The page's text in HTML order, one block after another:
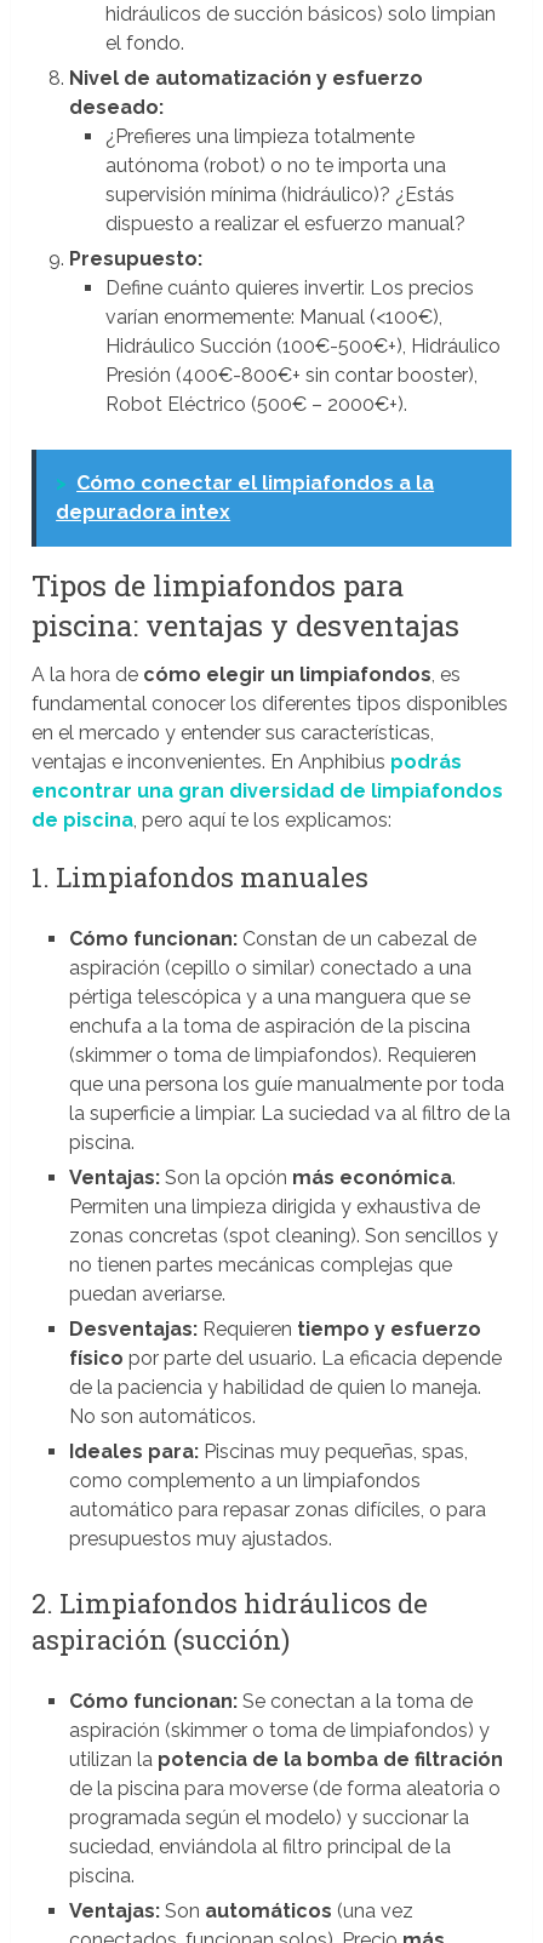
hidráulicos de succión básicos) solo limpian
el fondo.
Nivel de automatización y esfuerzo
deseado:
¿Prefieres una limpieza totalmente
autónoma (robot) o no te importa una
supervisión mínima (hidráulico)? ¿Estás
dispuesto a realizar el esfuerzo manual?
Presupuesto:
Define cuánto quieres invertir. Los precios
varían enormemente: Manual (<100€),
Hidráulico Succión (100€-500€+), Hidráulico
Presión (400€-800€+ sin contar booster),
Robot Eléctrico (500€ – 2000€+).
> Cómo conectar el limpiafondos a la
depuradora intex
Tipos de limpiafondos para
piscina: ventajas y desventajas
A la hora de cómo elegir un limpiafondos, es
fundamental conocer los diferentes tipos disponibles
en el mercado y entender sus características,
ventajas e inconvenientes. En Anphibius podrás
encontrar una gran diversidad de limpiafondos
de piscina, pero aquí te los explicamos:
1. Limpiafondos manuales
Cómo funcionan:Constan de un cabezal de
aspiración (cepillo o similar) conectado a una
pértiga telescópica y a una manguera que se
enchufa a la toma de aspiración de la piscina
(skimmer o toma de limpiafondos). Requieren
que una persona los guíe manualmente por toda
la superficie a limpiar. La suciedad va al filtro de la
piscina.
Ventajas:Son la opción más económica.
Permiten una limpieza dirigida y exhaustiva de
zonas concretas (spot cleaning). Son sencillos y
no tienen partes mecánicas complejas que
puedan averiarse.
Desventajas:Requieren tiempo y esfuerzo
físico por parte del usuario. La eficacia depende
de la paciencia y habilidad de quien lo maneja.
No son automáticos.
Ideales para:Piscinas muy pequeñas, spas,
como complemento a un limpiafondos
automático para repasar zonas difíciles, o para
presupuestos muy ajustados.
2. Limpiafondos hidráulicos de
aspiración (succión)
Cómo funcionan:Se conectan a la toma de
aspiración (skimmer o toma de limpiafondos) y
utilizan la potencia de la bomba de filtración
de la piscina para moverse (de forma aleatoria o
programada según el modelo) y succionar la
suciedad, enviándola al filtro principal de la
piscina.
Ventajas:Son automáticos (una vez